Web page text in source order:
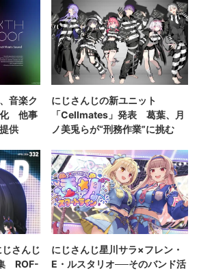
音楽ク
化 他事
供
にじさんじの新ユニット
「Cellmates」発表 葛葉、月
ノ美兎らが“刑務作業”に挑む
さんじ
ROF-
にじさんじ星川サラ×フレン・
E・ルスタリオ──そのバンド活